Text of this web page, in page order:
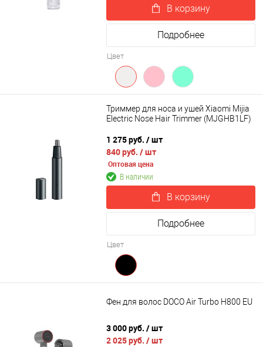
В корзину
Подробнее
Цвет
Триммер для носа и ушей Xiaomi Mijia
Electric Nose Hair Trimmer (MJGHB1LF)
1 275 руб. / шт
840 руб. / шт
Оптовая цена
В наличии
В корзину
Подробнее
Цвет
Фен для волос DOCO Air Turbo H800 EU
3 000 руб. / шт
2 025 руб. / шт